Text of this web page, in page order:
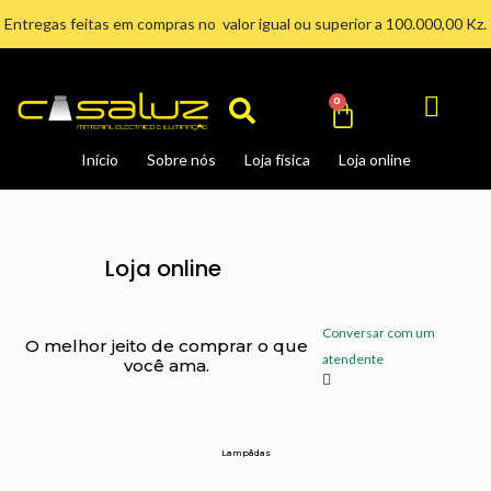
conteúdo
Entregas feitas em compras no valor igual ou superior a 100.000,00 Kz.
Search
Início Sobre nós Loja física Loja online
0
Loja online
O melhor jeito de comprar o que
você ama.
Conversar com um
atendente
Lampâdas